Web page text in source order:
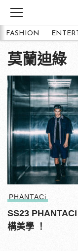
FASHION
莫蘭迪綠
PHANTACi
SS23
構美學 ！